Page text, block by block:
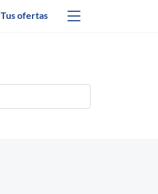
Tus ofertas